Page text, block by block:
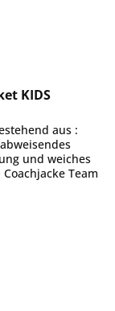
KIDS
aus :
und weiches
Team